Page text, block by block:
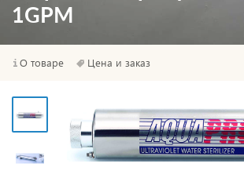
1GPM
О товаре Цена и заказ